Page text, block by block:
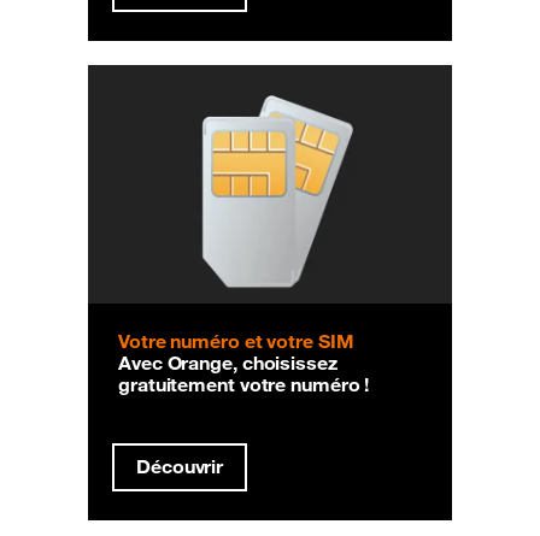
Votre numéro et votre SIM
Avec Orange, choisissez
gratuitement votre numéro !
Découvrir